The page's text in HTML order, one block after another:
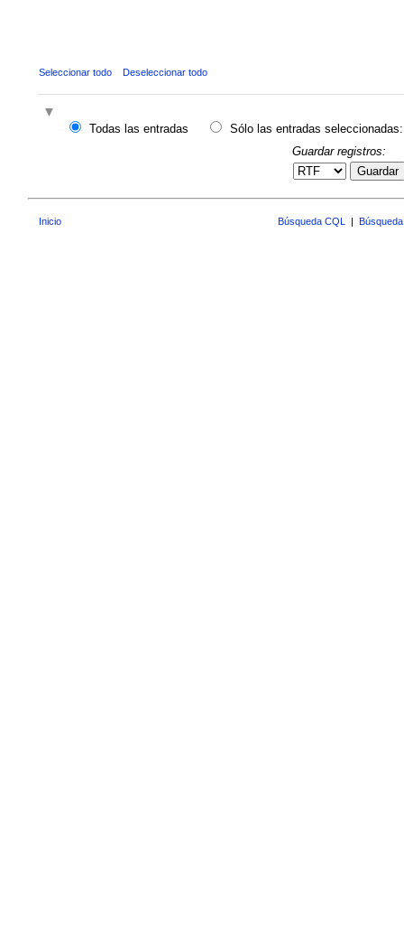
Seleccionar todo Deseleccionar todo
Todas las entradas
Sólo las entradas seleccionadas:
Guardar registros:
Guardar
Inicio Búsqueda CQL